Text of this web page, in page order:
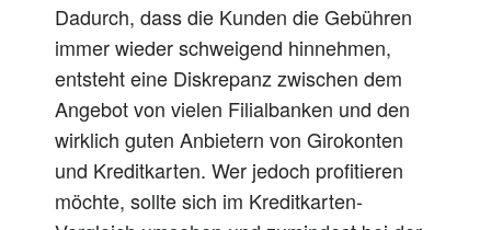
Dadurch, dass die Kunden die Gebühren
immerwiederschweigend hinnehmen,
entsteht eine Diskrepanz zwischen dem
Angebot von vielen Filialbanken und den
wirklich guten Anbietern von Girokonten
und Kreditkarten. Wer jedoch profitieren
möchte, sollte sich im Kreditkarten-